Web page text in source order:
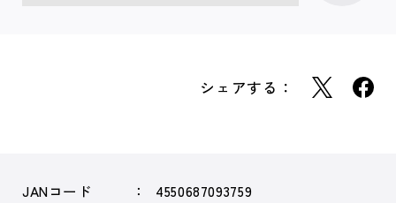
シェアする：
JANコード
4550687093759